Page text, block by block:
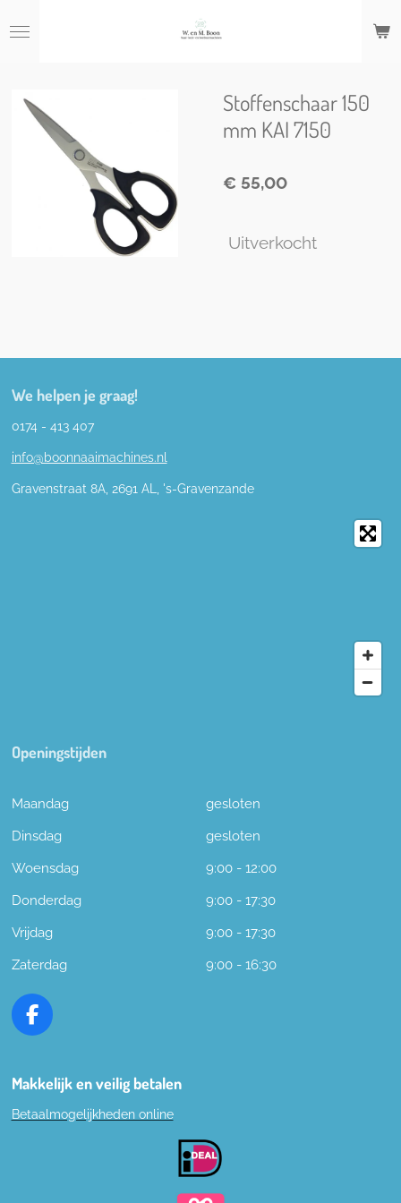
direct
hoofdinhoud
Stoffenschaar 150
mm KAI 7150
€ 55,00
Uitverkocht
We helpen je graag!
0174 - 413 407
info@boonnaaimachines.nl
Gravenstraat 8A, 2691 AL, 's-Gravenzande
Openingstijden
Maandag
gesloten
Dinsdag
gesloten
Woensdag
9:00 - 12:00
Donderdag
9:00 - 17:30
Vrijdag
9:00 - 17:30
Zaterdag
9:00 - 16:30
F
e
o
Makkelijk en veilig betalen
Betaalmogelijkheden online